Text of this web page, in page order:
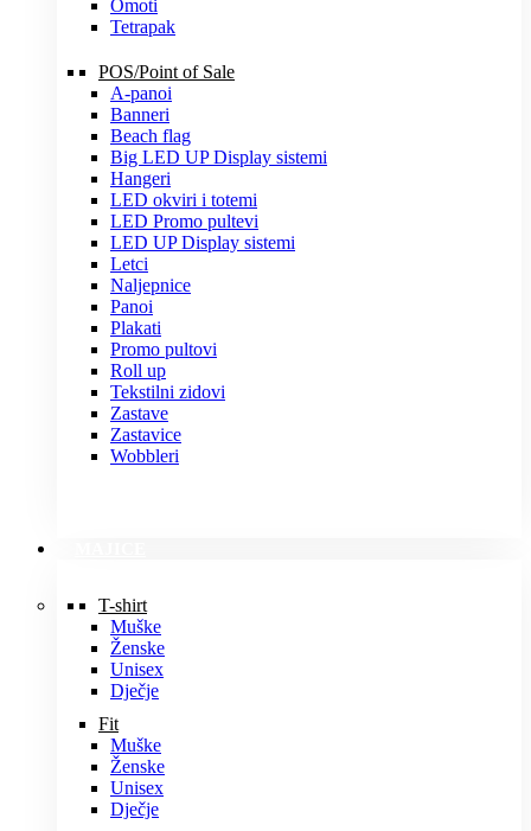
Omoti
Tetrapak
POS/Point of Sale
A-panoi
Banneri
Beach flag
Big LED UP Display sistemi
Hangeri
LED okviri i totemi
LED Promo pultevi
LED UP Display sistemi
Letci
Naljepnice
Panoi
Plakati
Promo pultovi
Roll up
Tekstilni zidovi
Zastave
Zastavice
Wobbleri
T-shirt
Muške
Ženske
Unisex
Dječje
Fit
Muške
Ženske
Unisex
Dječje